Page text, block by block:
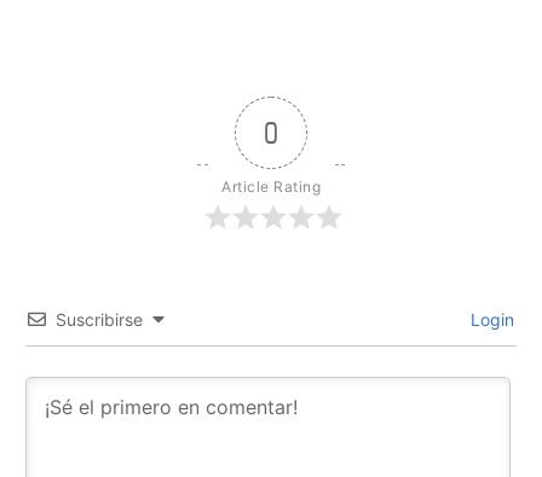
0
Article Rating
Suscribirse Login